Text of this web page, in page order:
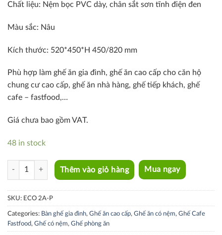
Chất liệu: Nệm bọc PVC dày, chân sắt sơn tĩnh điện đen
Màu sắc: Nâu
Kích thước: 520*450*H 450/820 mm
Phù hợp làm ghế ăn gia đình, ghế ăn cao cấp cho căn hộ
chung cư cao cấp, ghế ăn nhà hàng, ghế tiếp khách, ghế
cafe – fastfood,…
Giá chưa bao gồm VAT.
48 in stock
ECO 2A-P quantity
Thêm vào giỏ hàng Mua ngay
SKU: ECO 2A-P
Categories: Bàn ghế gia đình, Ghế ăn cao cấp, Ghế ăn có nệm, Ghế Cafe
Fastfood, Ghế có nệm, Ghế phòng ăn